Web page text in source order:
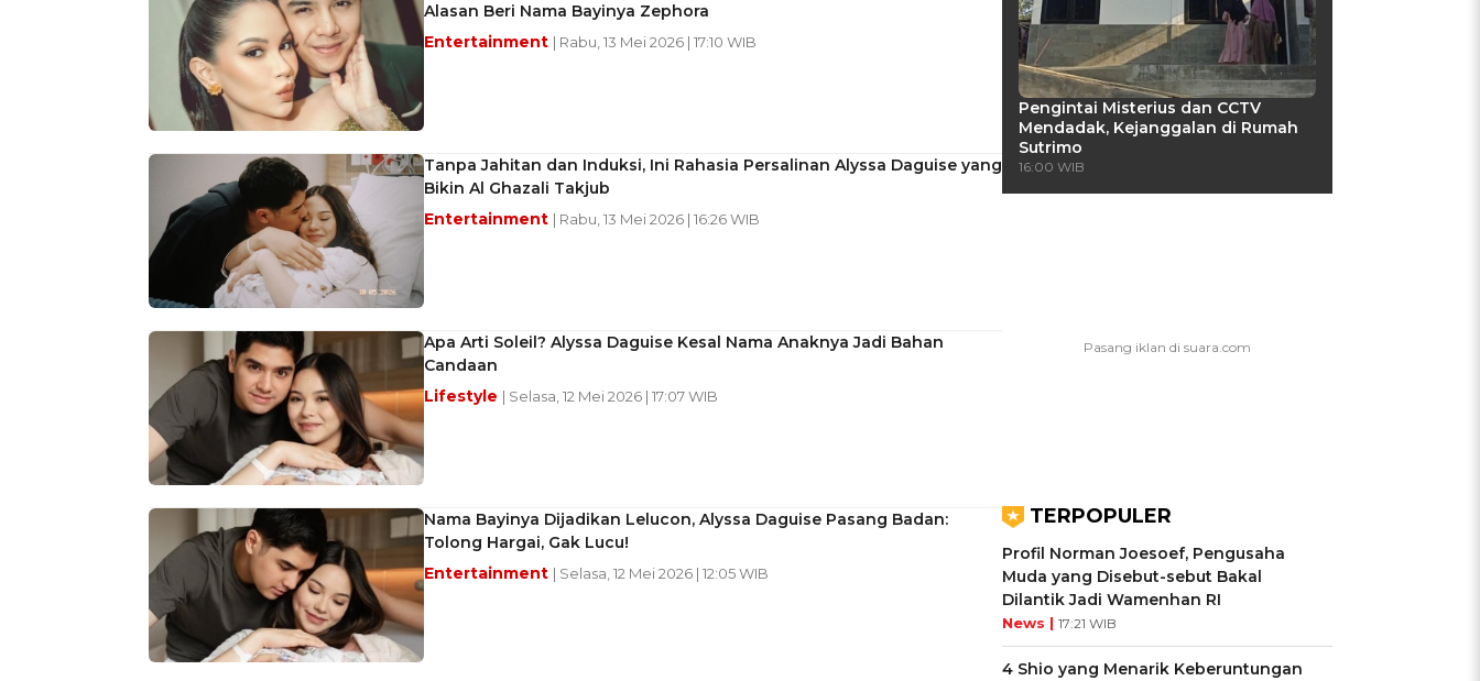
Alasan Beri Nama Bayinya Zephora
Entertainment | Rabu, 13 Mei 2026 | 17:10 WIB
Tanpa Jahitan dan Induksi, Ini Rahasia Persalinan Alyssa Daguise yang
Bikin Al Ghazali Takjub
Entertainment | Rabu, 13 Mei 2026 | 16:26 WIB
Apa Arti Soleil? Alyssa Daguise Kesal Nama Anaknya Jadi Bahan
Candaan
Lifestyle | Selasa, 12 Mei 2026 | 17:07 WIB
Nama Bayinya Dijadikan Lelucon, Alyssa Daguise Pasang Badan:
Tolong Hargai, Gak Lucu!
Entertainment | Selasa, 12 Mei 2026 | 12:05 WIB
Pengintai Misterius dan CCTV
Mendadak, Kejanggalan di Rumah
Sutrimo
16:00 WIB
TERPOPULER
Profil Norman Joesoef, Pengusaha
Muda yang Disebut-sebut Bakal
Dilantik Jadi Wamenhan RI
News | 17:21 WIB
4 Shio yang Menarik Keberuntungan